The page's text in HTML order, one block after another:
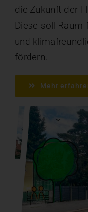
die Zukunft der
Diese soll Raum
und
fördern.
Mehr